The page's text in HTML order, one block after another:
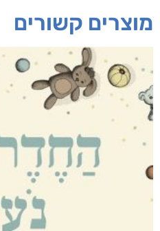
מוצרים קשורים